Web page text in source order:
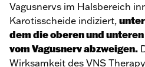
Vagusnervs im Halsbereich
Karotisscheide indiziert,
dem die oberen und
vom Vagusnerv abzweigen.
Wirksamkeit des VNS